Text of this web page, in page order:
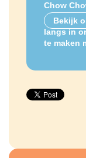
Chow
Bekijk
langs in
te maken